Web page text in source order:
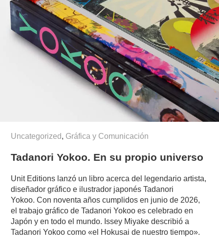
Uncategorized, Gráfica y Comunicación
Tadanori Yokoo. En su propio universo
Unit Editions lanzó un libro acerca del legendario artista,
diseñador gráfico e ilustrador japonés Tadanori
Yokoo. Con noventa años cumplidos en junio de 2026,
el trabajo gráfico de Tadanori Yokoo es celebrado en
Japón y en todo el mundo. Issey Miyake describió a
Tadanori Yokoo como «el Hokusai de nuestro tiempo».